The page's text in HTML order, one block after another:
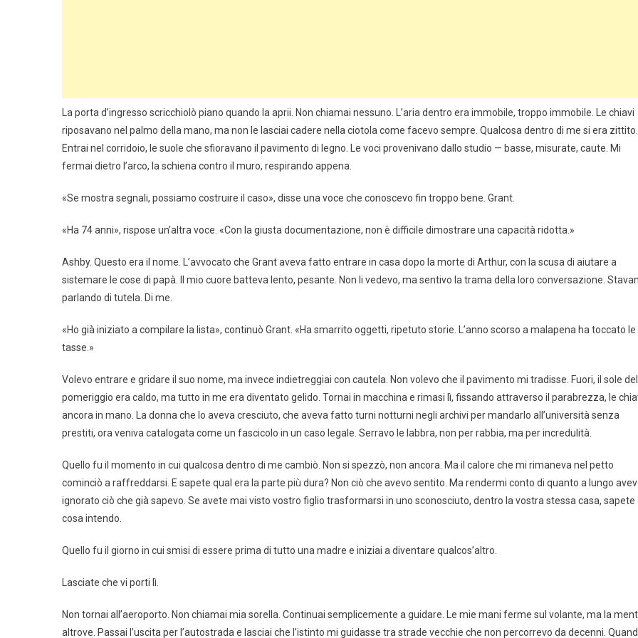
La porta d’ingresso scricchiolò piano quando la aprii. Non chiamai nessuno. L’aria dentro era immobile, troppo immobile. Le chiavi
riposavano nel palmo della mano, ma non le lasciai cadere nella ciotola come facevo sempre. Qualcosa dentro di me si era zittito.
Entrai nel corridoio, le suole che sfioravano il pavimento di legno. Le voci provenivano dallo studio — basse, misurate, caute. Mi
fermai dietro l’arco, la schiena contro il muro, respirando appena.
«Se mostra segnali, possiamo costruire il caso», disse una voce che conoscevo fin troppo bene. Grant.
«Ha 74 anni», rispose un’altra voce. «Con la giusta documentazione, non è difficile dimostrare una capacità ridotta.»
Ashby. Questo era il nome. L’avvocato che Grant aveva fatto entrare in casa dopo la morte di Arthur, con la scusa di aiutare a
sistemare le cose di papà. Il mio cuore batteva lento, pesante. Non li vedevo, ma sentivo la trama della loro conversazione.
parlando di tutela. Di me.
«Ho già iniziato a compilare la lista», continuò Grant. «Ha smarrito oggetti, ripetuto storie. L’anno scorso a malapena ha toccato le
tasse.»
Volevo entrare e gridare il suo nome, ma invece indietreggiai con cautela. Non volevo che il pavimento mi tradisse. Fuori, il sole del
pomeriggio era caldo, ma tutto in me era diventato gelido. Tornai in macchina e rimasi lì, fissando attraverso il parabrezza, le
ancora in mano. La donna che lo aveva cresciuto, che aveva fatto turni notturni negli archivi per mandarlo all’università senza
prestiti, ora veniva catalogata come un fascicolo in un caso legale. Serravo le labbra, non per rabbia, ma per incredulità.
Quello fu il momento in cui qualcosa dentro di me cambiò. Non si spezzò, non ancora. Ma il calore che mi rimaneva nel petto
cominciò a raffreddarsi. E sapete qual era la parte più dura? Non ciò che avevo sentito. Ma rendermi conto di quanto a lungo
ignorato ciò che già sapevo. Se avete mai visto vostro figlio trasformarsi in uno sconosciuto, dentro la vostra stessa casa, sapete
cosa intendo.
Quello fu il giorno in cui smisi di essere prima di tutto una madre e iniziai a diventare qualcos’altro.
Lasciate che vi porti lì.
Non tornai all’aeroporto. Non chiamai mia sorella. Continuai semplicemente a guidare. Le mie mani ferme sul volante, ma la
altrove. Passai l’uscita per l’autostrada e lasciai che l’istinto mi guidasse tra strade vecchie che non percorrevo da decenni.